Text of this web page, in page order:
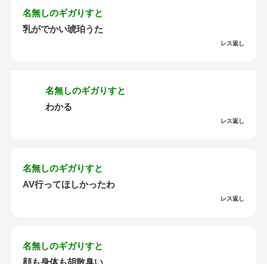
名無しのギガりすと
乳がでかい琥珀うた
レス返し
名無しのギガりすと
わかる
レス返し
名無しのギガりすと
AV行ってほしかったわ
レス返し
名無しのギガりすと